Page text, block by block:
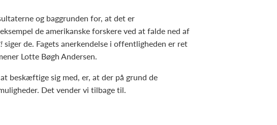
og baggrunden for, at det er
de amerikanske forskere ved at falde ned af
siger de. Fagets anerkendelse i offentligheden er ret
Lotte Bøgh Andersen.
beskæftige sig med, er, at der på grund de
Det vender vi tilbage til.